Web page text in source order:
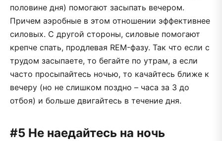
половине дня) помогают засыпать вечером.
Причем аэробные в этом отношении эффективнее
силовых. С другой стороны, силовые помогают
крепче спать, продлевая REM-фазу. Так что если с
трудом засыпаете, то бегайте по утрам, а если
часто просыпайтесь ночью, то качайтесь ближе к
вечеру (но не слишком поздно – часа за 3 до
отбоя) и больше двигайтесь в течение дня.
#5 Не наедайтесь на ночь